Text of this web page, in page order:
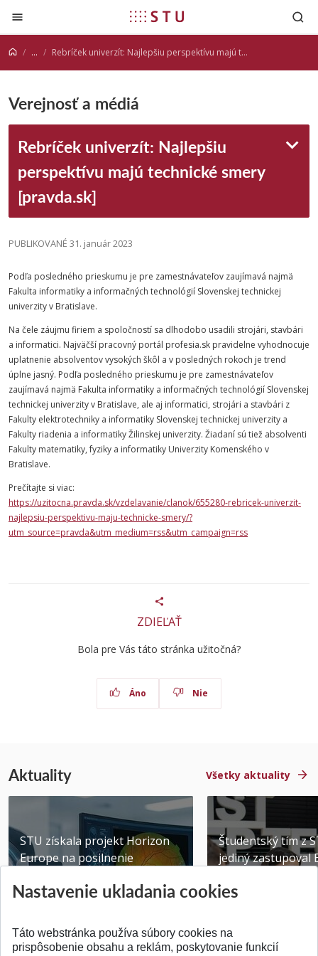
Prejsť na obsah
... Rebríček univerzít: Najlepšiu perspektívu majú technické smery [pravda.sk]
Verejnosť a médiá
Rebríček univerzít: Najlepšiu
perspektívu majú technické smery
[pravda.sk]
PUBLIKOVANÉ 31. január 2023
Podľa posledného prieskumu je pre zamestnávateľov zaujímavá najmä
Fakulta informatiky a informačných technológií Slovenskej technickej
univerzityv Bratislave.
Na čele záujmu firiem a spoločností sa dlhodobo usadili strojári, stavbári
a informatici. Najväčší pracovný portál profesia.sk pravidelne vyhodnocuje
uplatnenie absolventov vysokých škôl a v posledných rokoch je trend
úplne jasný. Podľa posledného prieskumu je pre zamestnávateľov
zaujímavá najmä Fakulta informatiky a informačných technológií Slovenskej
technickej univerzityv Bratislave, ale aj informatici, strojári a stavbári z
Fakulty elektrotechniky a informatiky Slovenskej technickej univerzity a
Fakulty riadenia a informatiky Žilinskej univerzity. Žiadaní sú tiež absolventi
Fakulty matematiky, fyziky a informatiky Univerzity Komenského v
Bratislave.
Prečítajte si viac:
https://uzitocna.pravda.sk/vzdelavanie/clanok/655280-rebricek-univerzit-
najlepsiu-perspektivu-maju-technicke-smery/?
utm_source=pravda&utm_medium=rss&utm_campaign=rss
ZDIEĽAŤ
Bola pre Vás táto stránka užitočná?
Áno Nie
Aktuality Všetky aktuality
STU získala projekt Horizon
Europe na posilnenie
Publikované 31.07.2026
Študentský tím z
jediný zastupoval
Publikované
Nastavenie ukladania cookies
Táto webstránka používa súbory cookies na
prispôsobenie obsahu a reklám, poskytovanie funkcií